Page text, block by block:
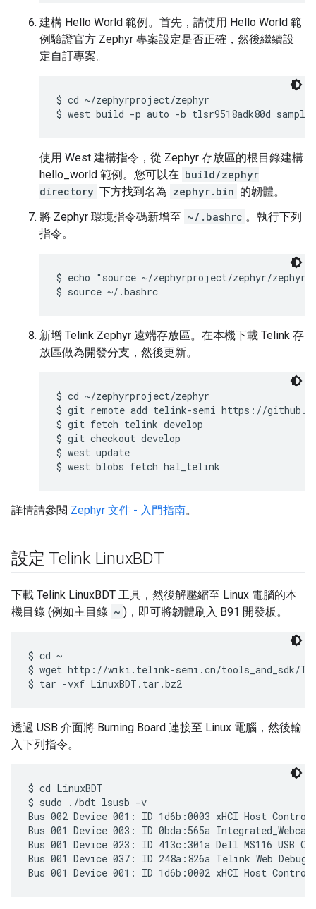
建構 Hello World 範例。首先，請使用 Hello World 範
例驗證官方 Zephyr 專案設定是否正確，然後繼續設
定自訂專案。
$ cd ~/zephyrproject/zephyr
使用 West 建構指令，從 Zephyr 存放區的根目錄建構
hello_world 範例。您可以在 build/zephyr
directory 下方找到名為 zephyr.bin 的韌體。
將 Zephyr 環境指令碼新增至 ~/.bashrc 。執行下列
指令。
$ echo "source ~/zephyrproject/zephyr/
新增 Telink Zephyr 遠端存放區。在本機下載 Telink 存
放區做為開發分支，然後更新。
$ cd ~/zephyrproject/zephyr
$ git remote add telink-semi https://
$ git fetch telink develop
$ git checkout develop
$ west update
詳情請參閱 Zephyr 文件 - 入門指南。
設定 Telink LinuxBDT
下載 Telink LinuxBDT 工具，然後解壓縮至 Linux 電腦的本
機目錄 (例如主目錄 ~ )，即可將韌體刷入 B91 開發板。
$ cd ~
$ wget http://wiki.telink-semi.cn/tools_and_sdk/
透過 USB 介面將 Burning Board 連接至 Linux 電腦，然後輸
入下列指令。
$ cd LinuxBDT
$ sudo ./bdt lsusb -v
Bus 002 Device 001: ID 1d6b:0003 xHCI Host
Bus 001 Device 003: ID 0bda:565a
Bus 001 Device 023: ID 413c:301a Dell MS116 USB
Bus 001 Device 037: ID 248a:826a Telink Web